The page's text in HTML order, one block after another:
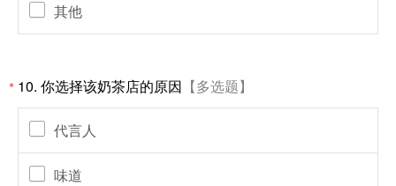
其他
* 10. 你选择该奶茶店的原因 【多选题】
代言人
味道